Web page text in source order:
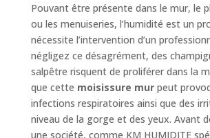
Pouvant être présente dans le mur, le
ou les menuiseries, l’humidité est un
nécessite l’intervention d’un
négligez ce désagrément, des
salpêtre risquent de proliférer dans la
que cette moisissure murpeut
infections respiratoires ainsi que des
niveau de la gorge et des yeux. Avant
une société, comme KM HUMIDITE